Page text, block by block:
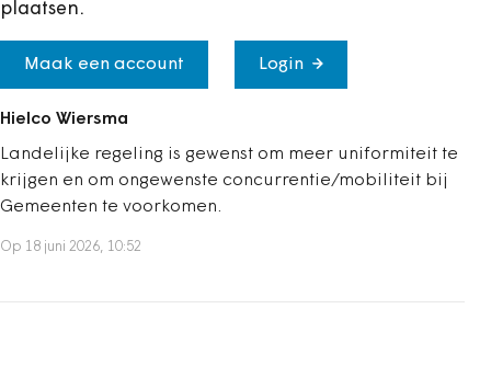
plaatsen.
Maak een account Login
Hielco Wiersma
Landelijke regeling is gewenst om meer uniformiteit te
krijgen en om ongewenste concurrentie/mobiliteit bij
Gemeenten te voorkomen.
Op 18 juni 2026, 10:52